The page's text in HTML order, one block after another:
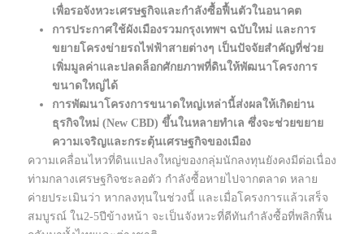
เพื่อรอจังหวะเศรษฐกิจและกำลังซื้อฟื้นตัวในอนาคต
การประกาศใช้ผังเมืองรวมกรุงเทพฯ ฉบับใหม่ และการ
ขยายโครงข่ายรถไฟฟ้าสายต่างๆ เป็นปัจจัยสำคัญที่ช่วย
เพิ่มมูลค่าและปลดล็อกศักยภาพที่ดินให้พัฒนาโครงการ
ขนาดใหญ่ได้
การพัฒนาโครงการขนาดใหญ่เหล่านี้ส่งผลให้เกิดย่าน
ธุรกิจใหม่ (New CBD) ขึ้นในหลายทำเล ซึ่งจะช่วยขยาย
ความเจริญและกระตุ้นเศรษฐกิจของเมือง
ความเคลื่อนไหวที่ดินแปลงใหญ่ของกลุ่มนักลงทุนยังคงมีต่อเนื่อง
ท่ามกลางเศรษฐกิจชะลอตัว กำลังซื้อหายไปจากตลาด หลาย
ค่ายประเมินว่า หากลงทุนในช่วงนี้ และเมื่อโครงการแล้วเสร็จ
สมบูรณ์ ใน2-5ปีข้างหน้า จะเป็นจังหวะที่ดีทันกำลังซื้อที่พลิกฟื้น